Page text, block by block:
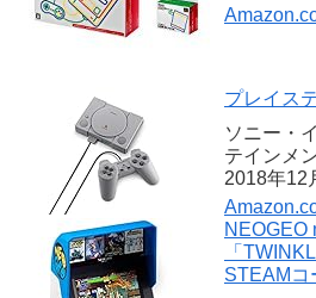
プレイス
ソニー・
テインメ
2018年12
NEOGEO
「
STEAMコ